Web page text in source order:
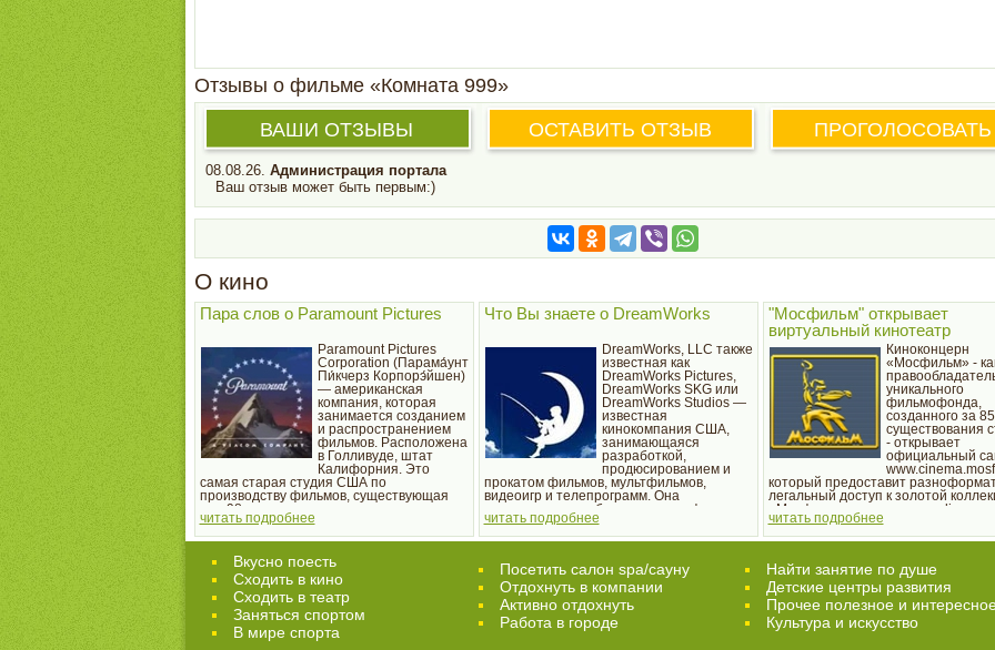
Отзывы о фильме «Комната 999»
ВАШИ ОТЗЫВЫ
ОСТАВИТЬ ОТЗЫВ ПРОГОЛОСОВАТЬ
08.08.26. Администрация портала
Ваш отзыв может быть первым:)
О кино
Пара слов о Paramount Pictures
Paramount Pictures
Corporation (Парама́унт
Пи́кчерз Корпорэ́йшен)
— американская
компания, которая
занимается созданием
и распространением
фильмов. Расположена
в Голливуде, штат
Калифорния. Это
самая старая студия США по
производству фильмов, существующая
уже 98 лет.
читать подробнее
Что Вы знаете о DreamWorks
DreamWorks, LLC также
известная как
DreamWorks Pictures,
DreamWorks SKG или
DreamWorks Studios —
известная
кинокомпания США,
занимающаяся
разработкой,
продюсированием и
прокатом фильмов, мультфильмов,
видеоигр и телепрограмм. Она
спродюсировала более десятка фильмов,
чьи кассовые сборы превысили отметку в
100 миллионов долларов. Наиболее
является «Шрек 2».
читать подробнее
"Мосфильм" открывает
виртуальный кинотеатр
Киноконцерн
«Мосфильм» -
уникального
фильмофонда,
созданного за
существования
- открывает
официальный
который предоставит
легальный доступ к золотой
«Мосфильма» в режиме оn-line.
читать подробнее
Вкусно поесть
Сходить в кино
Cходить в театр
Заняться спортом
В мире спорта
Посетить салон spa/сауну
Отдохнуть в компании
Активно отдохнуть
Работа в городе
Найти занятие по душе
Детские центры развития
Прочее полезное и
Культура и искусство